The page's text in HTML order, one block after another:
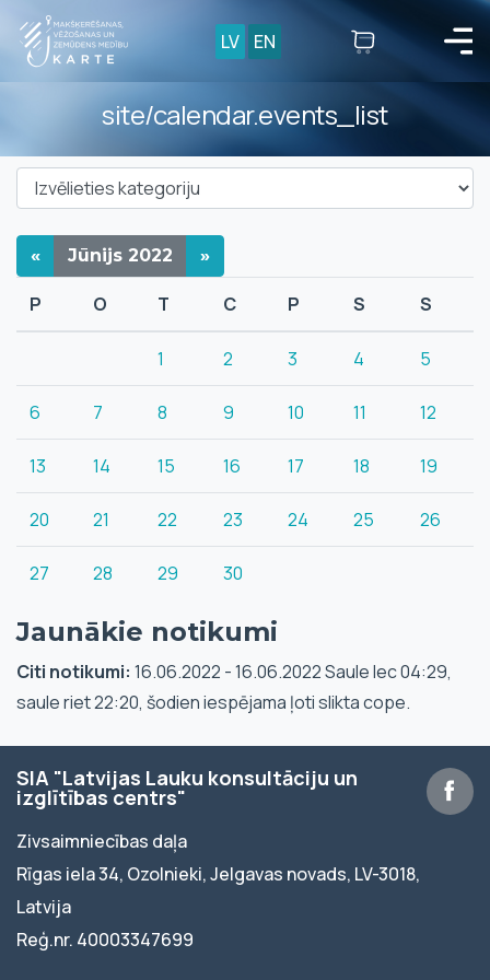
LV EN
site/calendar.events_list
« Jūnijs 2022 »
P O T C P S S
1 2 3 4 5
6 7 8 9 10 11 12
13 14 15 16 17 18 19
20 21 22 23 24 25 26
27 28 29 30
Jaunākie notikumi
Citi notikumi: 16.06.2022 - 16.06.2022 Saule lec 04:29,
saule riet 22:20, šodien iespējama ļoti slikta cope.
SIA "Latvijas Lauku konsultāciju un
izglītības centrs"
Zivsaimniecības daļa
Rīgas iela 34, Ozolnieki, Jelgavas novads, LV-3018,
Latvija
Reģ.nr. 40003347699